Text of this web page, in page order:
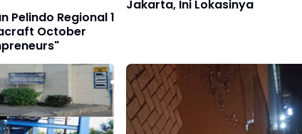
Pelindo Regional 1
October
Jakarta, Ini Lokasinya